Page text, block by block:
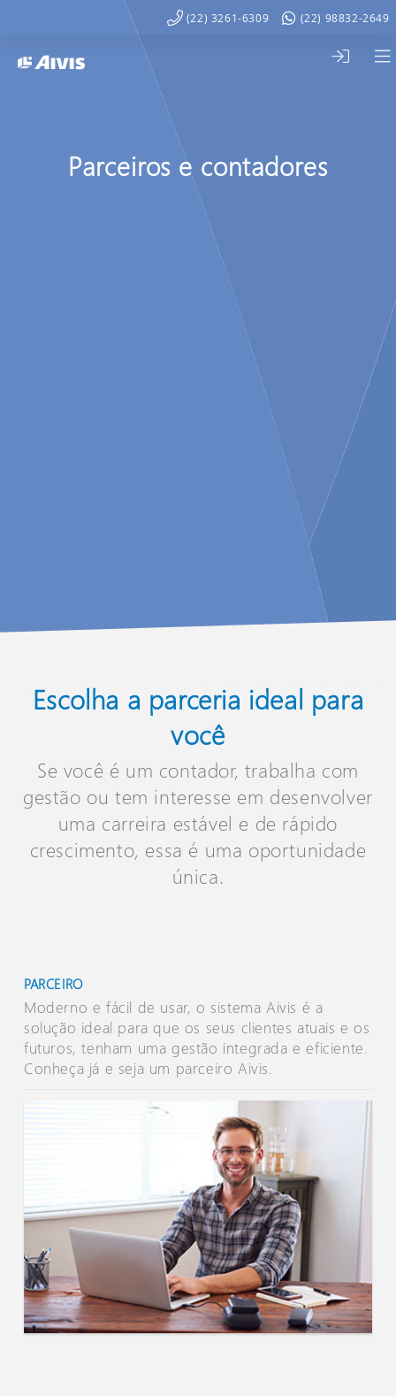
Parceiros e contadores
(22) 3261-6309 (22) 98832-2649
Escolha a parceria ideal para
você
Se você é um contador, trabalha com
gestão ou tem interesse em desenvolver
uma carreira estável e de rápido
crescimento, essa é uma oportunidade
única.
PARCEIRO
Moderno e fácil de usar, o sistema Aivis é a
solução ideal para que os seus clientes atuais e os
futuros, tenham uma gestão integrada e eficiente.
Conheça já e seja um parceiro Aivis.